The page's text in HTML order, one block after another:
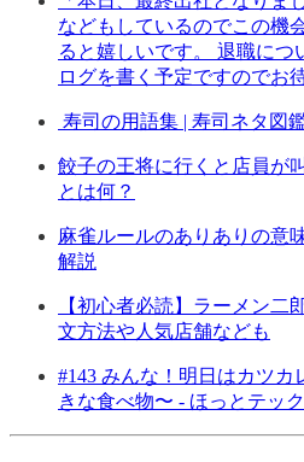
などもしているのでこの機
ると嬉しいです。 退職に
ログを書く予定ですのでお
寿司の用語集 | 寿司ネタ図
餃子の王将に行くと店員が
とは何？
麻雀ルールのありありの意
解説
【初心者必読】ラーメン二
文方法や人気店舗なども
#143 みんな！明日はカツ
きな食べ物〜 - ほっとテッ